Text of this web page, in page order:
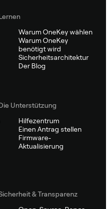
Warum OneKey wählen
Warum OneKey
benötigt wird
Sicherheitsarchitektur
Der Blog
Unterstützung
Hilfezentrum
Einen Antrag stellen
Firmware-
Aktualisierung
& Transparenz